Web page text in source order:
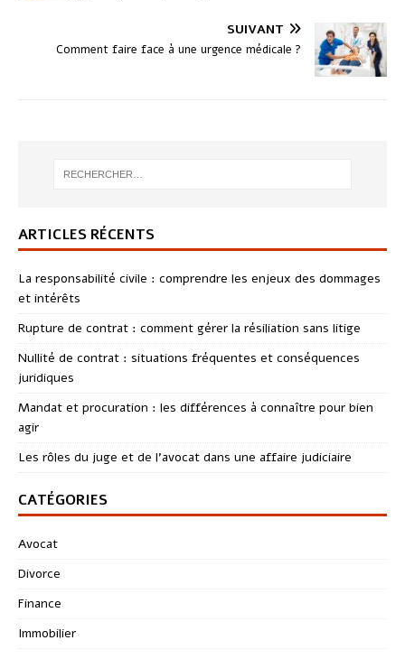
SUIVANT
Comment faire face à une urgence médicale ?
ARTICLES RÉCENTS
La responsabilité civile : comprendre les enjeux des dommages
et intérêts
Rupture de contrat : comment gérer la résiliation sans litige
Nullité de contrat : situations fréquentes et conséquences
juridiques
Mandat et procuration : les différences à connaître pour bien
agir
Les rôles du juge et de l’avocat dans une affaire judiciaire
CATÉGORIES
Avocat
Divorce
Finance
Immobilier